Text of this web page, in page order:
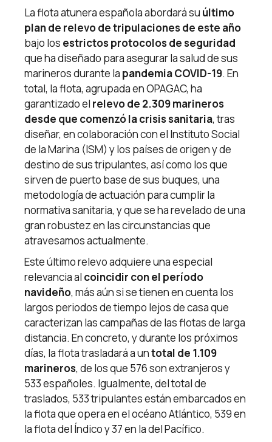
La flota atunera española abordará su último
plan de relevo de tripulaciones de este año
bajo los estrictos protocolos de seguridad
que ha diseñado para asegurar la salud de sus
marineros durante la pandemia COVID-19. En
total, la flota, agrupada en OPAGAC, ha
garantizado el relevo de 2.309 marineros
desde que comenzó la crisis sanitaria, tras
diseñar, en colaboración con el Instituto Social
de la Marina (ISM) y los países de origen y de
destino de sus tripulantes, así como los que
sirven de puerto base de sus buques, una
metodología de actuación para cumplir la
normativa sanitaria, y que se ha revelado de una
gran robustez en las circunstancias que
atravesamos actualmente.
Este último relevo adquiere una especial
relevancia al coincidir con el período
navideño, más aún si se tienen en cuenta los
largos periodos de tiempo lejos de casa que
caracterizan las campañas de las flotas de larga
distancia. En concreto, y durante los próximos
días, la flota trasladará a untotal de 1.109
marineros, de los que 576 son extranjeros y
533 españoles. Igualmente, del total de
traslados, 533 tripulantes están embarcados en
la flota que opera en el océano Atlántico, 539 en
la flota del Índico y 37 en la del Pacífico.